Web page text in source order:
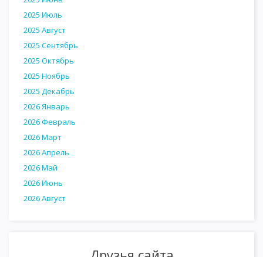
2025 Июль
2025 Август
2025 Сентябрь
2025 Октябрь
2025 Ноябрь
2025 Декабрь
2026 Январь
2026 Февраль
2026 Март
2026 Апрель
2026 Май
2026 Июнь
2026 Август